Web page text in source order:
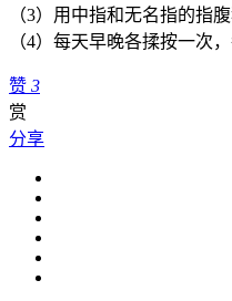
（3）用中指和无名指的指
（4）每天早晚各揉按一次
赞 3
赏
分享